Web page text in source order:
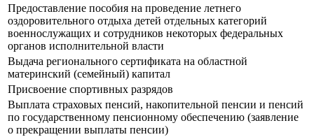
Предоставление пособия на проведение летнего
оздоровительного отдыха детей отдельных категорий
военнослужащих и сотрудников некоторых федеральных
органов исполнительной власти
Выдача регионального сертификата на областной
материнский (семейный) капитал
Присвоение спортивных разрядов
Выплата страховых пенсий, накопительной пенсии и пенсий
по государственному пенсионному обеспечению (заявление
о прекращении выплаты пенсии)